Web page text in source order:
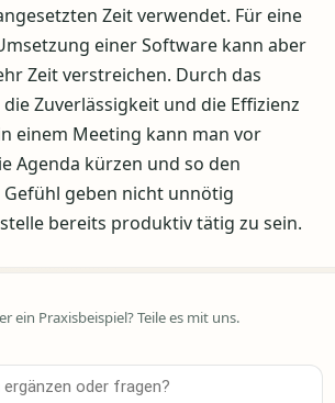
Zeit verwendet. Für eine
einer Software kann aber
Zeit verstreichen. Durch das
Zuverlässigkeit und die Effizienz
einem Meeting kann man vor
Agenda kürzen und so den
geben nicht unnötig
bereits produktiv tätig zu sein.
ein Praxisbeispiel? Teile es mit uns.